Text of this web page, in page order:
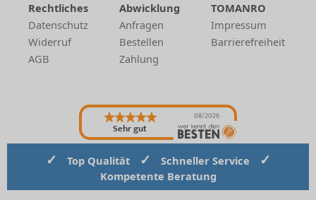
Rechtliches
Datenschutz
Widerruf
AGB
Abwicklung
Anfragen
Bestellen
Zahlung
TOMANRO
Impressum
Barrierefreiheit
Sehr gut
08/2026
✓ Top Qualität ✓ Schneller Service ✓
Kompetente Beratung